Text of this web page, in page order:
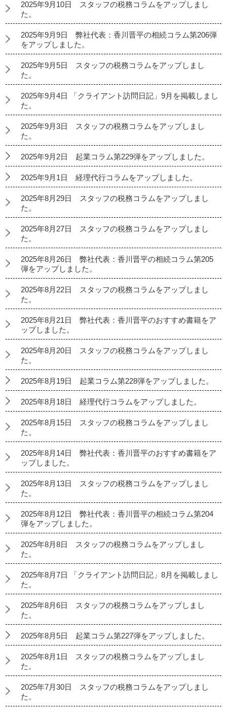
2025年9月10日 スタッフの税務コラムをアップしまし
た。
2025年9月9日 弊社代表：香川晋平の相続コラム第206弾
をアップしました。
2025年9月5日 スタッフの税務コラムをアップしまし
た。
2025年9月4日 「クライアント訪問日記」9月を掲載しまし
た。
2025年9月3日 スタッフの税務コラムをアップしまし
た。
2025年9月2日 起業コラム第229弾をアップしました。
2025年9月1日 経理代行コラムをアップしました。
2025年8月29日 スタッフの税務コラムをアップしまし
た。
2025年8月27日 スタッフの税務コラムをアップしまし
た。
2025年8月26日 弊社代表：香川晋平の相続コラム第205
弾をアップしました。
2025年8月22日 スタッフの税務コラムをアップしまし
た。
2025年8月21日 弊社代表：香川晋平のおすすめ書籍をア
ップしました。
2025年8月20日 スタッフの税務コラムをアップしまし
た。
2025年8月19日 起業コラム第228弾をアップしました。
2025年8月18日 経理代行コラムをアップしました。
2025年8月15日 スタッフの税務コラムをアップしまし
た。
2025年8月14日 弊社代表：香川晋平のおすすめ書籍をア
ップしました。
2025年8月13日 スタッフの税務コラムをアップしまし
た。
2025年8月12日 弊社代表：香川晋平の相続コラム第204
弾をアップしました。
2025年8月8日 スタッフの税務コラムをアップしまし
た。
2025年8月7日 「クライアント訪問日記」8月を掲載しまし
た。
2025年8月6日 スタッフの税務コラムをアップしまし
た。
2025年8月5日 起業コラム第227弾をアップしました。
2025年8月1日 スタッフの税務コラムをアップしまし
た。
2025年7月30日 スタッフの税務コラムをアップしまし
た。